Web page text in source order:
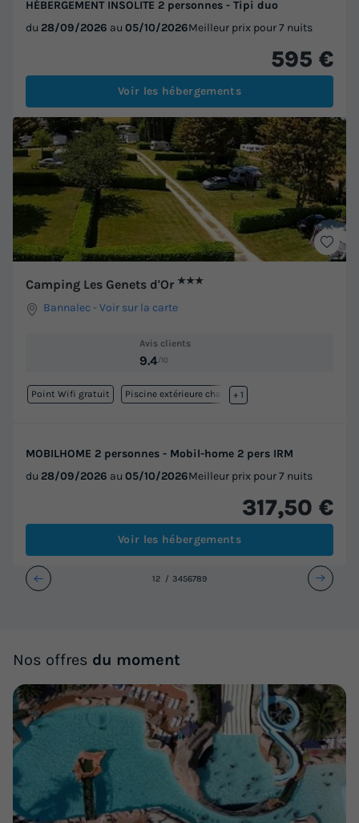
HÉBERGEMENT INSOLITE 2 personnes - Tipi duo
du 28/09/2026 au 05/10/2026Meilleur prix pour 7 nuits
595 €
Voir les hébergements
Camping Les Genets d'Or ★★★
Bannalec -Voir sur la carte
Avis clients
9.4/10
Point Wifi gratuit Piscine extérieure chauffée
+ 1
MOBILHOME 2 personnes - Mobil-home 2 pers IRM
du 28/09/2026 au 05/10/2026Meilleur prix pour 7 nuits
317,50 €
Voir les hébergements
12 3456789
Nos offres du moment